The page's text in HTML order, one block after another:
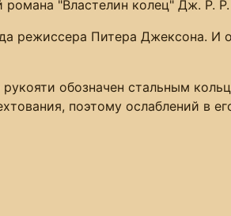
"Властелин колец" Дж. Р. Р.
режиссера Питера Джексона. И
обозначен стальным
поэтому ослаблений в